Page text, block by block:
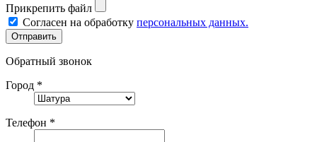
Прикрепить файл
Согласен на обработку персональных данных.
Обратный звонок
Город *
Телефон *